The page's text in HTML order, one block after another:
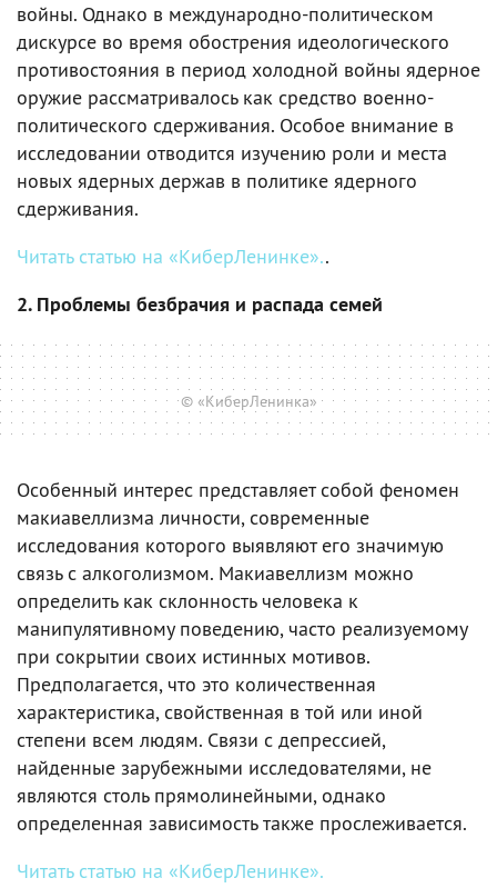
войны. Однако в международно-политическом
дискурсе во время обострения идеологического
противостояния в период холодной войны ядерное
оружие рассматривалось как средство военно-
политического сдерживания. Особое внимание в
исследовании отводится изучению роли и места
новых ядерных держав в политике ядерного
сдерживания.
Читать статью на «КиберЛенинке»..
2. Проблемы безбрачия и распада семей
© «КиберЛенинка»
Особенный интерес представляет собой феномен
макиавеллизма личности, современные
исследования которого выявляют его значимую
связь с алкоголизмом. Макиавеллизм можно
определить как склонность человека к
манипулятивному поведению, часто реализуемому
при сокрытии своих истинных мотивов.
Предполагается, что это количественная
характеристика, свойственная в той или иной
степени всем людям. Связи с депрессией,
найденные зарубежными исследователями, не
являются столь прямолинейными, однако
определенная зависимость также прослеживается.
Читать статью на «КиберЛенинке».